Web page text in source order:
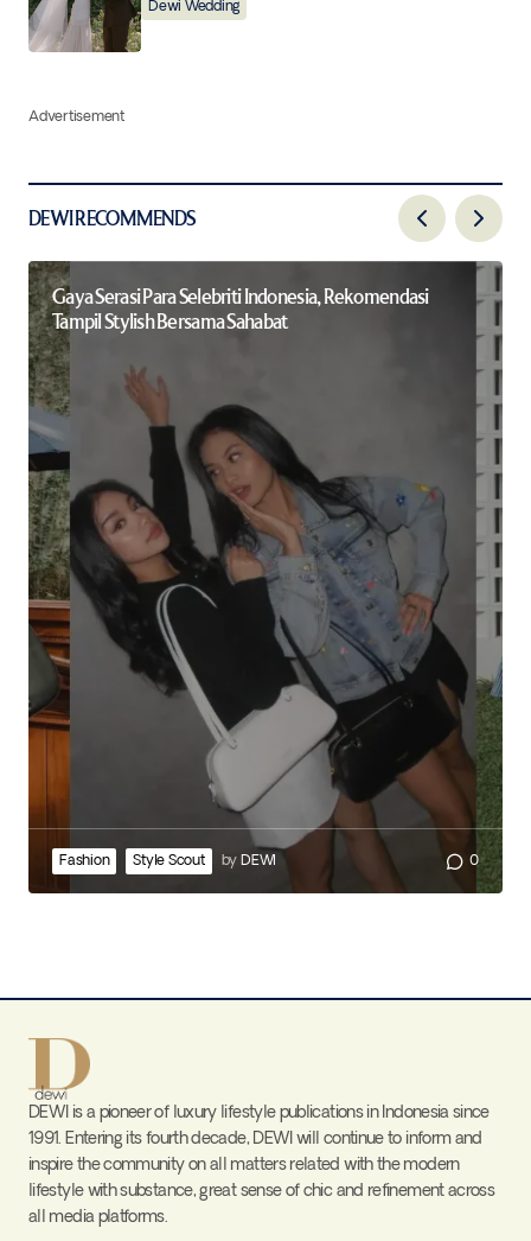
Dewi Wedding
Advertisement
DEWI RECOMMENDS
Gaya Serasi Para Selebriti Indonesia, Rekomendasi
Tampil Stylish Bersama Sahabat
Fashion Style Scout by DEWI 0
DEWI is a pioneer of luxury lifestyle publications in Indonesia since
1991. Entering its fourth decade, DEWI will continue to inform and
inspire the community on all matters related with the modern
lifestyle with substance, great sense of chic and refinement across
all media platforms.